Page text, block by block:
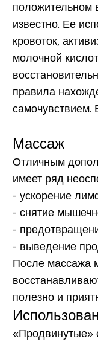
положительном
известно. Ее
кровоток,
молочной
правила
Массаж
Отличным
имеет ряд
- ускорение
- снятие
-
- выведение
После массажа
полезно и
«Продвинутые»